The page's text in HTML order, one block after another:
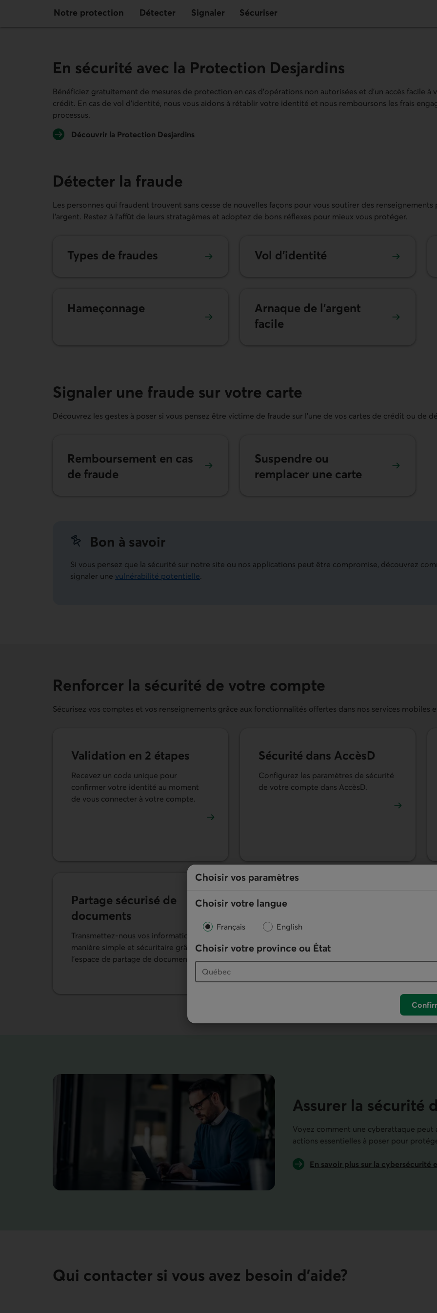
Choisir vos paramètres
Choisir votre langue
Français English
Choisir votre province ou État
Notre protection Détecter Signaler Sécuriser
En sécurité avec la Protection Desjardins
Bénéficiez gratuitement de mesures de protection en cas d’opérations non autorisées et d’un accès facile à
crédit. En cas de vol d’identité, nous vous aidons à rétablir votre identité et nous remboursons les frais
processus.
Découvrir la Protection Desjardins
Détecter la fraude
Les personnes qui fraudent trouvent sans cesse de nouvelles façons pour vous soutirer des renseignements
l’argent. Restez à l’affût de leurs stratagèmes et adoptez de bons réflexes pour mieux vous protéger.
Types de fraudes Vol d’identité
Hameçonnage
Arnaque de l’argent
facile
Signaler une fraude sur votre carte
Découvrez les gestes à poser si vous pensez être victime de fraude sur l’une de vos cartes de crédit ou de
Remboursement en cas
de fraude
Suspendre ou
remplacer une carte
Bon à savoir
Si vous pensez que la sécurité sur notre site ou nos applications peut être compromise, découvrez
signaler une vulnérabilité potentielle.
Renforcer la sécurité de votre compte
Sécurisez vos comptes et vos renseignements grâce aux fonctionnalités offertes dans nos services mobiles
Validation en 2 étapes
Recevez un code unique pour
confirmer votre identité au moment
de vous connecter à votre compte.
Sécurité dans AccèsD
Configurez les paramètres de sécurité
de votre compte dans AccèsD.
Partage sécurisé de
documents
Transmettez-nous vos informations de
manière simple et sécuritaire grâce à
l’espace de partage de documents.
Sécurité des Virements
vous protéger quand vous faites ou
recevez un VirementInterac .
Assurer la sécurité
Voyez comment une cyberattaque
actions essentielles à poser pour
En savoir plus sur la cybersécurité
Qui contacter si vous avez besoin d’aide?